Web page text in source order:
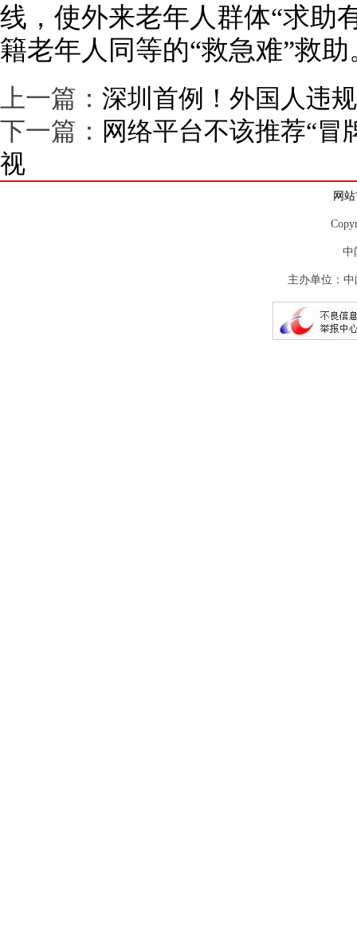
线，使外来老年人群体“求助
籍老年人同等的“救急难”救助
上一篇： 深圳首例！外国人违
下一篇： 网络平台不该推荐“冒
视
网
中
主办单位：